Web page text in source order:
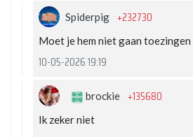
Spiderpig +232730
Moet je hem niet gaan toezingen
10-05-2026 19:19
brockie +135680
Ik zeker niet